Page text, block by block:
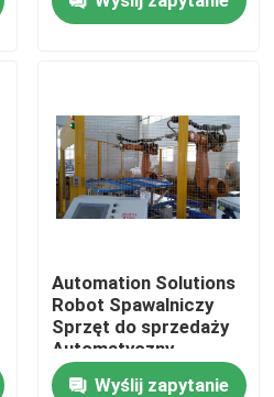
Automation Solutions
Robot Spawalniczy
Sprzęt do sprzedaży
Automatyczny
Wyślij zapytanie